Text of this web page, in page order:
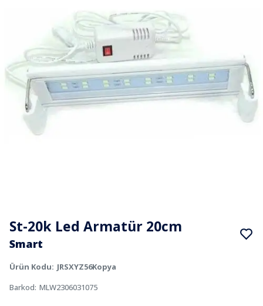
St-20k Led Armatür 20cm
Smart
Ürün Kodu: JRSXYZ56Kopya
Barkod: MLW2306031075